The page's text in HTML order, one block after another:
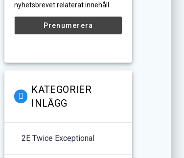
nyhetsbrevet relaterat innehåll.
KATEGORIER
INLÄGG
2E Twice Exceptional